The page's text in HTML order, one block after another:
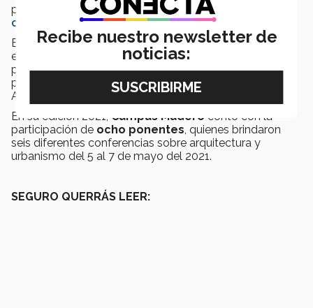
por la sociedad de alumnos de arquitectura del
campus Morelia.
El evento contó con la asistencia de335 personas
entre alumnos, profesionistas y público interesado,
provenientes de toda laRepública Mexicanay de
países como Bolivia, Argentina, Brasil, Colombia,
Azerbaiyán, Alemania y España.
En su edición 2021, Campus Madero contó con la
participación de ocho ponentes, quienes brindaron
seis diferentes conferencias sobre arquitectura y
urbanismo del 5 al 7 de mayo del 2021.
SEGURO QUERRÁS LEER:
Recibe nuestro newsletter de
noticias: